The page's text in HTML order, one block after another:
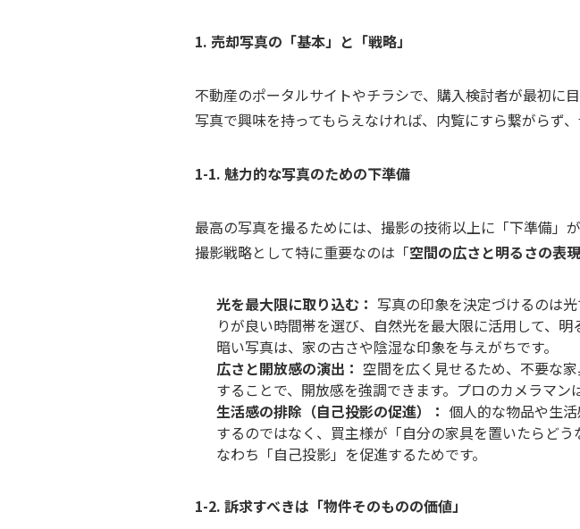
1. 売却写真の「基本」と「戦略」
不動産のポータルサイトやチラシで、購入検討者が最初に
写真で興味を持ってもらえなければ、内覧にすら繋がらず
1-1. 魅力的な写真のための下準備
最高の写真を撮るためには、撮影の技術以上に「下準備」
撮影戦略として特に重要なのは「空間の広さと明るさの表現
光を最大限に取り込む： 写真の印象を決定づけるのは
りが良い時間帯を選び、自然光を最大限に活用して、明
暗い写真は、家の古さや陰湿な印象を与えがちです。
広さと開放感の演出： 空間を広く見せるため、不要な
することで、開放感を強調できます。プロのカメラマン
生活感の排除（自己投影の促進）： 個人的な物品や生
するのではなく、買主様が「自分の家具を置いたらど
なわち「自己投影」を促進するためです。
1-2. 訴求すべきは「物件そのものの価値」